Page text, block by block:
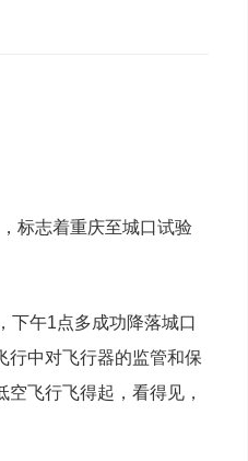
标志着重庆至城口试验
下午1点多成功降落城口
行中对飞行器的监管和保
飞行飞得起，看得见，